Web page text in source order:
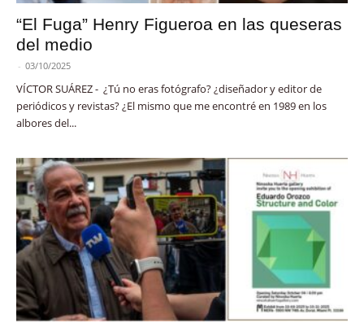
“El Fuga” Henry Figueroa en las queseras
del medio
- 03/10/2025
VÍCTOR SUÁREZ - ¿Tú no eras fotógrafo? ¿diseñador y editor de
periódicos y revistas? ¿El mismo que me encontré en 1989 en los
albores del...